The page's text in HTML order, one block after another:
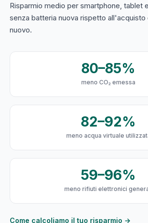
Risparmio medio per smartphone, tablet
senza batteria nuova rispetto all'acquisto
nuovo.
80–85%
meno CO₂ emessa
82–92%
meno acqua virtuale
59–96%
meno rifiuti elettronici
Come calcoliamo il tuo risparmio →